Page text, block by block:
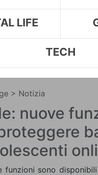
LIFE
TECH
> Notizia
nuove
funzioni sono